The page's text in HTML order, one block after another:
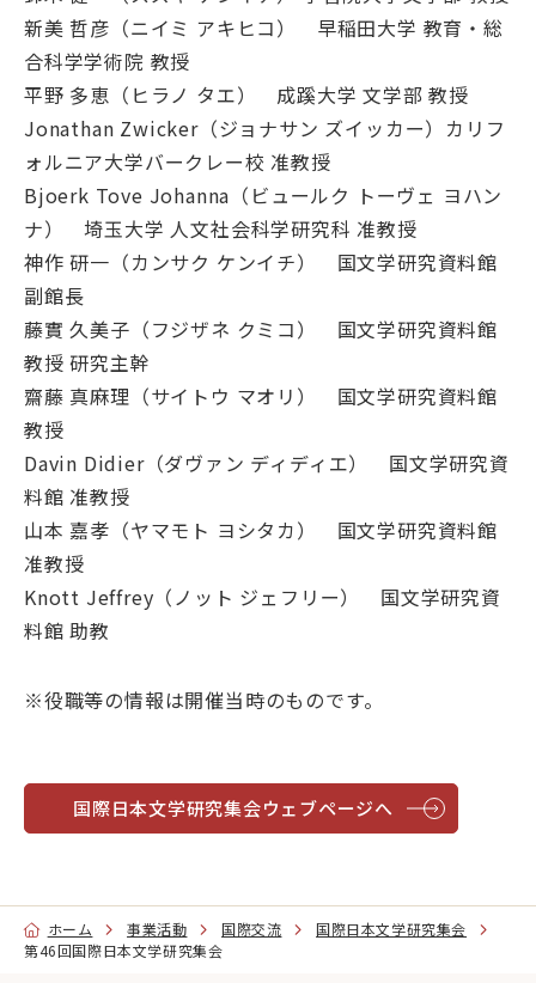
新美 哲彦（ニイミ アキヒコ） 早稲田大学 教育・総
合科学学術院 教授
平野 多恵（ヒラノ タエ） 成蹊大学 文学部 教授
Jonathan Zwicker（ジョナサン ズイッカー）カリフ
ォルニア大学バークレー校 准教授
Bjoerk Tove Johanna（ビュールク トーヴェ ヨハン
ナ） 埼玉大学 人文社会科学研究科 准教授
神作 研一（カンサク ケンイチ） 国文学研究資料館
副館長
藤實 久美子（フジザネ クミコ） 国文学研究資料館
教授 研究主幹
齋藤 真麻理（サイトウ マオリ） 国文学研究資料館
教授
Davin Didier（ダヴァン ディディエ） 国文学研究資
料館 准教授
山本 嘉孝（ヤマモト ヨシタカ） 国文学研究資料館
准教授
Knott Jeffrey（ノット ジェフリー） 国文学研究資
料館 助教
※役職等の情報は開催当時のものです。
国際日本文学研究集会ウェブページへ
ホーム 事業活動 国際交流
国際日本文学研究集会
第46回国際日本文学研究集会